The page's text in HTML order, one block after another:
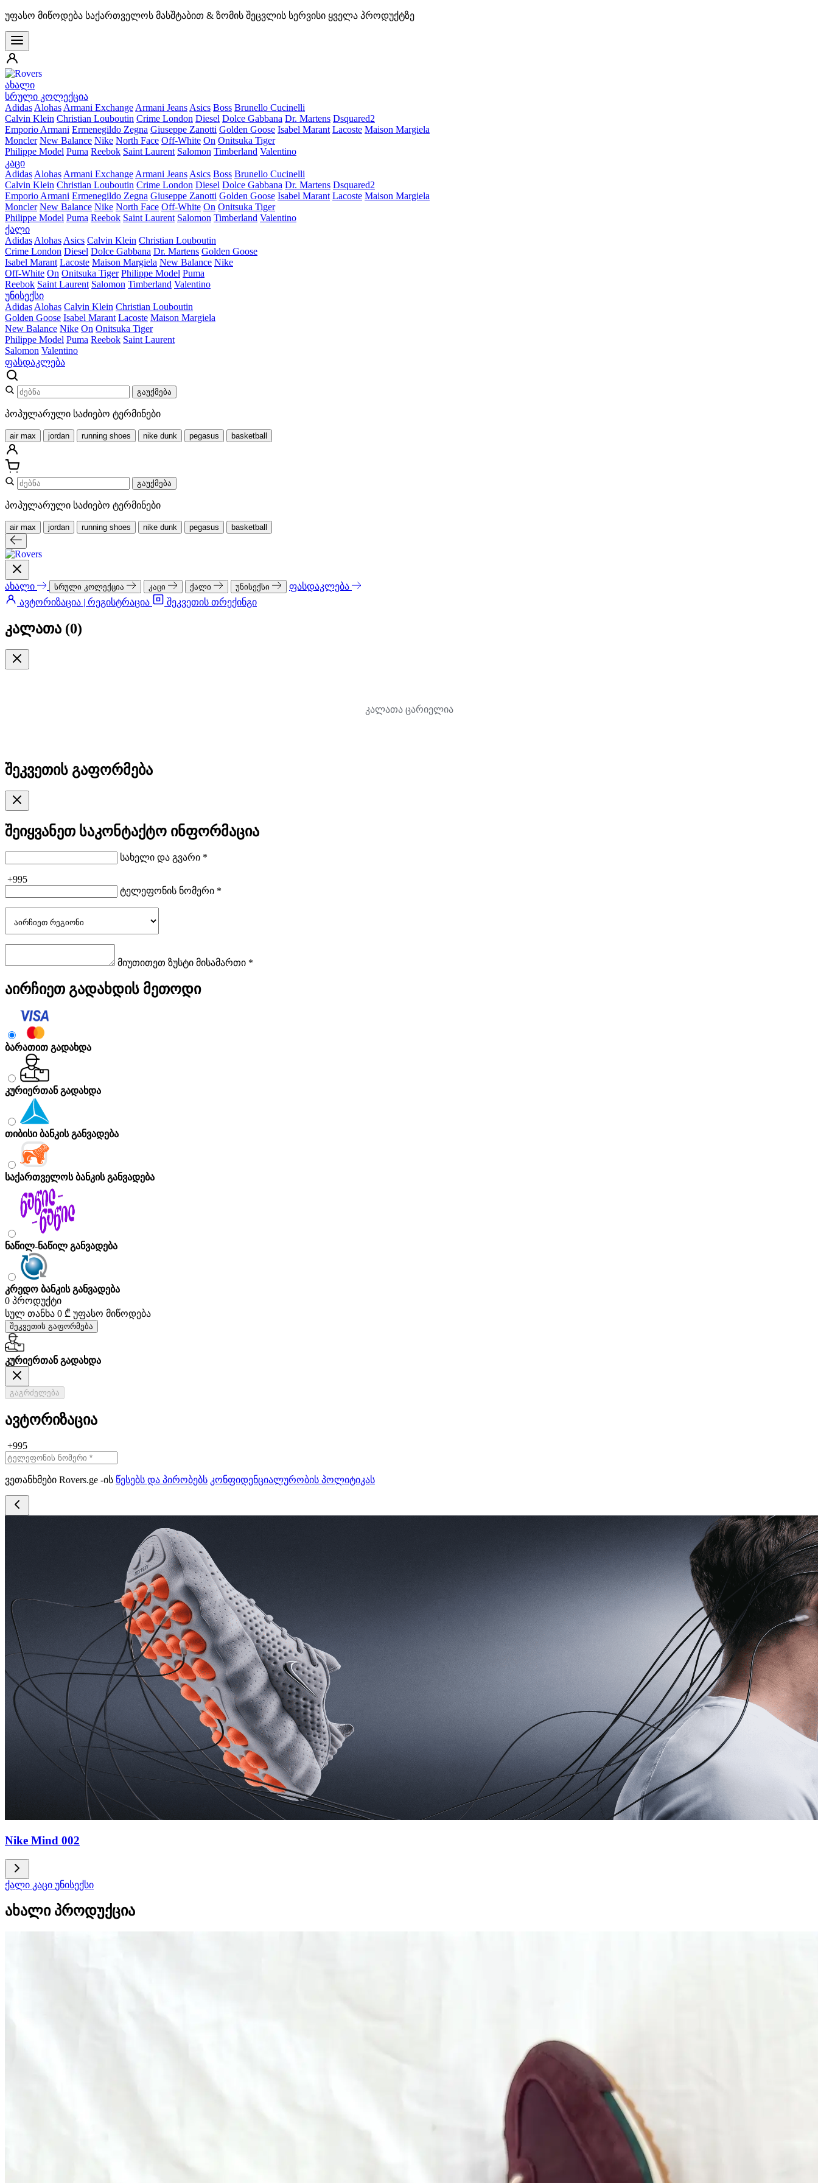
უფასო მიწოდება საქართველოს მასშტაბით & ზომის შეცვლის სერვისი ყველა პროდუქტზე
ახალი
სრული კოლექცია
Adidas Alohas Armani Exchange Armani Jeans Asics Boss Brunello Cucinelli
Calvin Klein Christian Louboutin Crime London Diesel Dolce Gabbana Dr. Martens Dsquared2
Emporio Armani Ermenegildo Zegna Giuseppe Zanotti Golden Goose Isabel Marant Lacoste Maison Margiela
Moncler New Balance Nike North Face Off-White On Onitsuka Tiger
Philippe Model Puma Reebok Saint Laurent Salomon Timberland Valentino
კაცი
Adidas Alohas Armani Exchange Armani Jeans Asics Boss Brunello Cucinelli
Calvin Klein Christian Louboutin Crime London Diesel Dolce Gabbana Dr. Martens Dsquared2
Emporio Armani Ermenegildo Zegna Giuseppe Zanotti Golden Goose Isabel Marant Lacoste Maison Margiela
Moncler New Balance Nike North Face Off-White On Onitsuka Tiger
Philippe Model Puma Reebok Saint Laurent Salomon Timberland Valentino
ქალი
Adidas Alohas Asics Calvin Klein Christian Louboutin
Crime London Diesel Dolce Gabbana Dr. Martens Golden Goose
Isabel Marant Lacoste Maison Margiela New Balance Nike
Off-White On Onitsuka Tiger Philippe Model Puma
Reebok Saint Laurent Salomon Timberland Valentino
უნისექსი
Adidas Alohas Calvin Klein Christian Louboutin
Golden Goose Isabel Marant Lacoste Maison Margiela
New Balance Nike On Onitsuka Tiger
Philippe Model Puma Reebok Saint Laurent
Salomon Valentino
ფასდაკლება
გაუქმება
პოპულარული საძიებო ტერმინები
air max jordan running shoes nike dunk pegasus basketball
გაუქმება
პოპულარული საძიებო ტერმინები
air max jordan running shoes nike dunk pegasus basketball
ახალი სრული კოლექცია კაცი ქალი უნისექსი
ფასდაკლება
ავტორიზაცია | რეგისტრაცია
შეკვეთის თრექინგი
კალათა (0)
კალათა ცარიელია
შეკვეთის გაფორმება
შეიყვანეთ საკონტაქტო ინფორმაცია
სახელი და გვარი *
+995
ტელეფონის ნომერი *
მიუთითეთ ზუსტი მისამართი *
აირჩიეთ გადახდის მეთოდი
ბარათით გადახდა
კურიერთან გადახდა
თიბისი ბანკის განვადება
საქართველოს ბანკის განვადება
ნაწილ-ნაწილ განვადება
კრედო ბანკის განვადება
0 პროდუქტი
სულ თანხა 0 ₾ უფასო მიწოდება
შეკვეთის გაფორმება
კურიერთან გადახდა
გაგრძელება
ავტორიზაცია
+995
ვეთანხმები Rovers.ge -ის წესებს და პირობებს კონფიდენციალურობის პოლიტიკას
Nike Mind 002
ქალი კაცი უნისექსი
ახალი პროდუქცია